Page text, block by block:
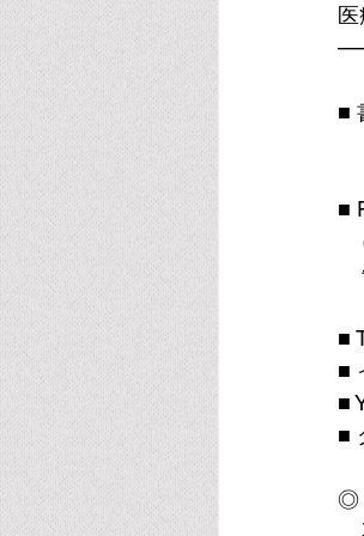
■
■
■
■
■
■
◎